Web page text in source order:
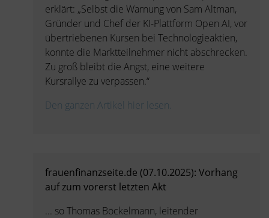
erklärt: „Selbst die Warnung von Sam Altman,
Gründer und Chef der KI-Plattform Open AI, vor
übertriebenen Kursen bei Technologieaktien,
konnte die Marktteilnehmer nicht abschrecken.
Zu groß bleibt die Angst, eine weitere
Kursrallye zu verpassen.“
Den ganzen Artikel hier lesen.
frauenfinanzseite.de (07.10.2025): Vorhang
auf zum vorerst letzten Akt
... so Thomas Böckelmann, leitender